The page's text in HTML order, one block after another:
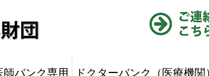
師バンク専用 ドクターバンク（医療機関